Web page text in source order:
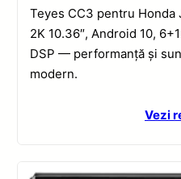
Teyes CC3 pentru Honda
2K 10.36″, Android 10,
DSP — performanță și
modern.
Vezi